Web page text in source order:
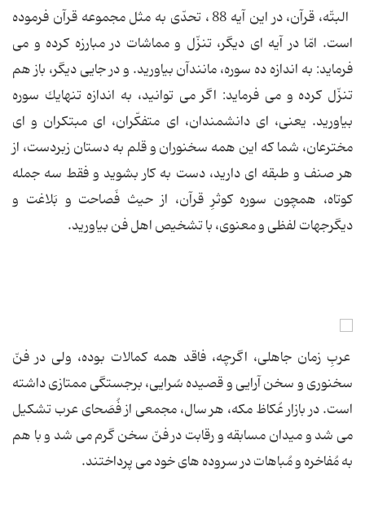
البتّه، قرآن، در این آیه 88 ، تحدّی به مثل مجموعه قرآن فرموده
است. امّا در آیه ای دیگر، تنزّل و مماشات در مبارزه كرده و می
فرماید: به اندازه ده سوره، مانندآن بیاورید. و در جایی دیگر، باز هم
تنزّل كرده و می فرماید: اگر می توانید، به اندازه تنهایك سوره
بیاورید. یعنی، ای دانشمندان، ای متفكّران، ای مبتكران و ای
مخترعان، شما كه این همه سخنوران و قلم به دستان زبردست، از
هر صنف و طبقه ای دارید، دست به كار بشوید و فقط سه جمله
كوتاه، همچون سوره كوثرِ قرآن، از حیث فَصاحت و بَلاغت و
دیگرجهات لفظی و معنوی، با تشخیص اهل فن بیاورید.
عربِ زمان جاهلی، اگرچه، فاقد همه كمالات بوده، ولی در فنّ
سخنوری و سخن آرایی و قصیده سُرایی، برجستگی ممتازی داشته
است. در بازار عُكاظ مكه، هر سال، مجمعی از فُصَحای عرب تشكیل
می شد و میدان مسابقه و رقابت در فنّ سخن گرم می شد و با هم
به مُفاخره و مُباهات در سروده های خود می پرداختند.